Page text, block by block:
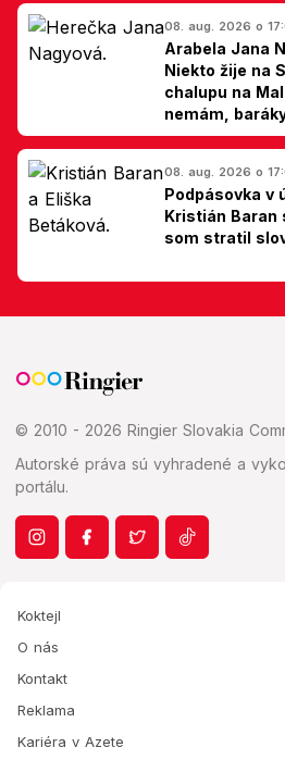
08. aug. 2026 o
Arabela Jana
Niekto žije na
chalupu na
nemám,
Slovákom
08. aug. 2026 o
Podpásovka v
Kristián Baran
som stratil
© 2010 - 2026 Ringier Slovakia
Autorské práva sú vyhradené a
portálu.
Koktejl
O nás
Kontakt
Reklama
Kariéra v Azete